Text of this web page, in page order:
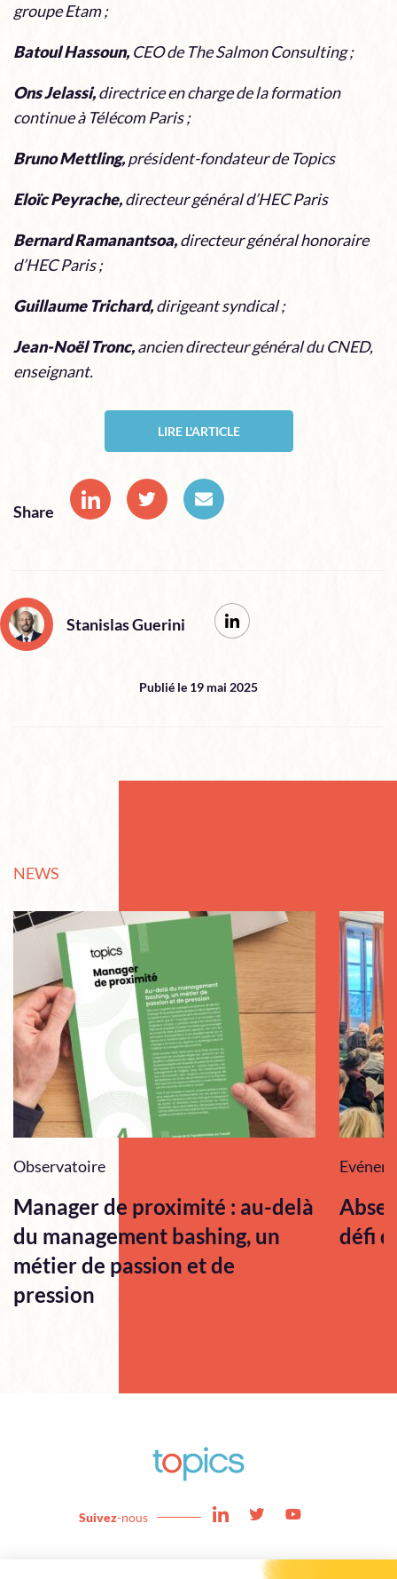
groupe Etam ;
Batoul Hassoun, CEO de The Salmon Consulting ;
Ons Jelassi,directrice en charge de la formation
continue à Télécom Paris ;
Bruno Mettling,président-fondateur de Topics
Eloïc Peyrache,directeur général d’HEC Paris
Bernard Ramanantsoa,directeur général honoraire
d’HEC Paris ;
Guillaume Trichard,dirigeant syndical ;
Jean-Noël Tronc,ancien directeur général du CNED,
enseignant.
LIRE L'ARTICLE
Share
Stanislas Guerini
Publié le 19 mai 2025
NEWS
Observatoire
Manager de proximité : au-delà
du management bashing, un
métier de passion et de
pression
défi
Suivez-nous